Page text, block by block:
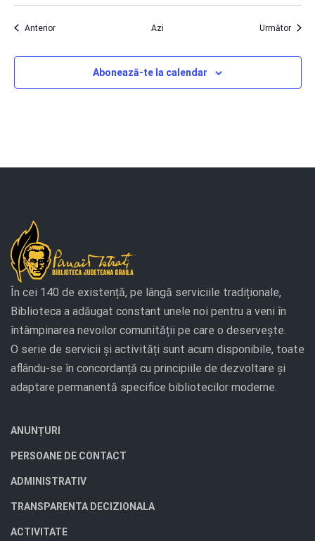
AnteriorEvenimente Azi Următor
Abonează-te la calendar
În cei 140 de existență, pe lângă serviciile tradiționale,
Biblioteca a adăugat constant unele noi pentru a veni în
întâmpinarea nevoilor comunității pe care o deservește.
O serie de servicii și activități sunt acum disponibile, toate
aflându-se în concordanță cu principiile de dezvoltare și
adaptare permanentă specifice bibliotecilor moderne.
ANUNȚURI
PERSOANE DE CONTACT
ADMINISTRATIV
TRANSPARENTA DECIZIONALA
ACTIVITATE